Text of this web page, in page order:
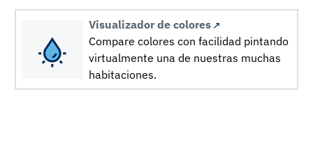
Visualizador de colores
Compare colores con facilidad pintando
virtualmente una de nuestras muchas
habitaciones.